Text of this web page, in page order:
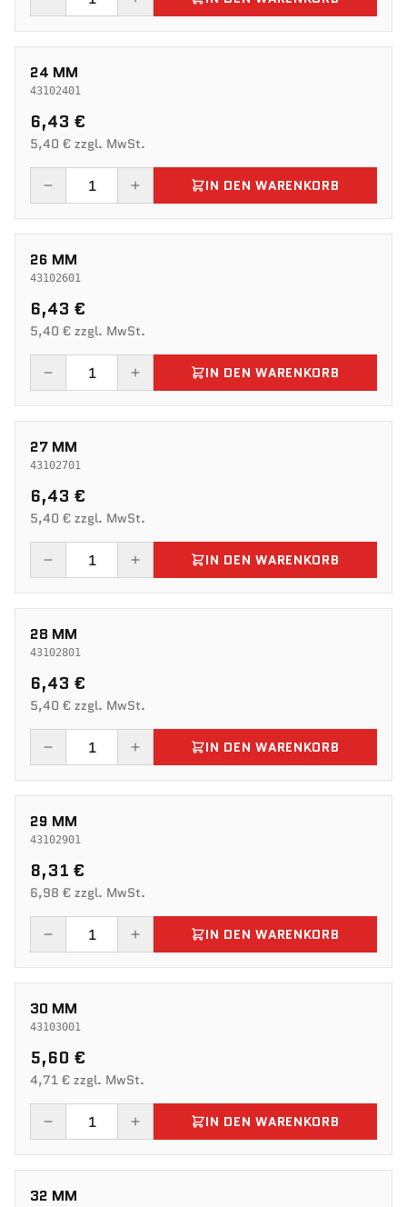
24 MM
43102401
6,43 €
5,40 € zzgl. MwSt.
IN DEN WARENKORB
26 MM
43102601
6,43 €
5,40 € zzgl. MwSt.
IN DEN WARENKORB
27 MM
43102701
6,43 €
5,40 € zzgl. MwSt.
IN DEN WARENKORB
28 MM
43102801
6,43 €
5,40 € zzgl. MwSt.
IN DEN WARENKORB
29 MM
43102901
8,31 €
6,98 € zzgl. MwSt.
IN DEN WARENKORB
30 MM
43103001
5,60 €
4,71 € zzgl. MwSt.
IN DEN WARENKORB
32 MM